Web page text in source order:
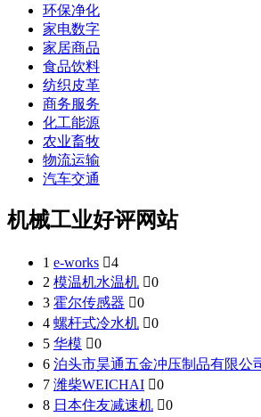
环保净化
家电数字
家居商品
食品饮料
纺织皮革
商务服务
化工能源
农业畜牧
物流运输
汽车交通
机械工业好评网站
1 e-works 4
2 模温机水温机 0
3 霍尔传感器 0
4 螺杆式冷水机 0
5 华模 0
6 泊头市昊通五金冲压制品有限公
7 潍柴WEICHAI 0
8 日本住友减速机 0